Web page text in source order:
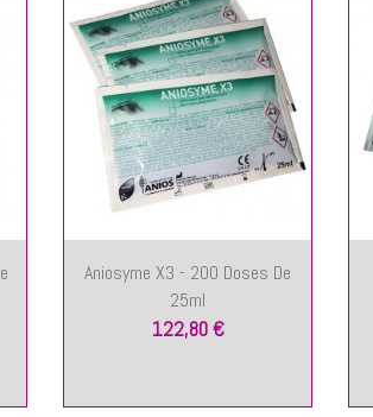
Aniosyme X3 - 200 Doses De
25ml
122,80 €